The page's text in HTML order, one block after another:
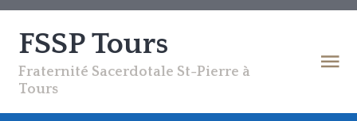
FSSP Tours
Fraternité Sacerdotale St-Pierre à
Tours